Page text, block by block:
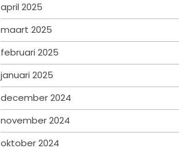
april 2025
maart 2025
februari 2025
januari 2025
december 2024
november 2024
oktober 2024